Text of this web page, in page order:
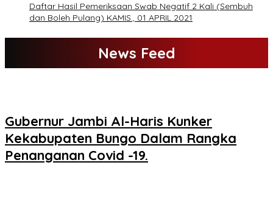
Daftar Hasil Pemeriksaan Swab Negatif 2 Kali (Sembuh
dan Boleh Pulang) KAMIS., 01 APRIL 2021
News Feed
Gubernur Jambi Al-Haris Kunker
Kekabupaten Bungo Dalam Rangka
Penanganan Covid -19.